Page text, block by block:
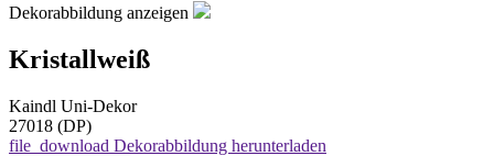
Dekorabbildung anzeigen
Kristallweiß
Kaindl Uni-Dekor
27018 (DP)
file_download Dekorabbildung herunterladen